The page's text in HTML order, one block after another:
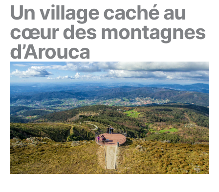
Un village caché au
cœur des montagnes
d’Arouca